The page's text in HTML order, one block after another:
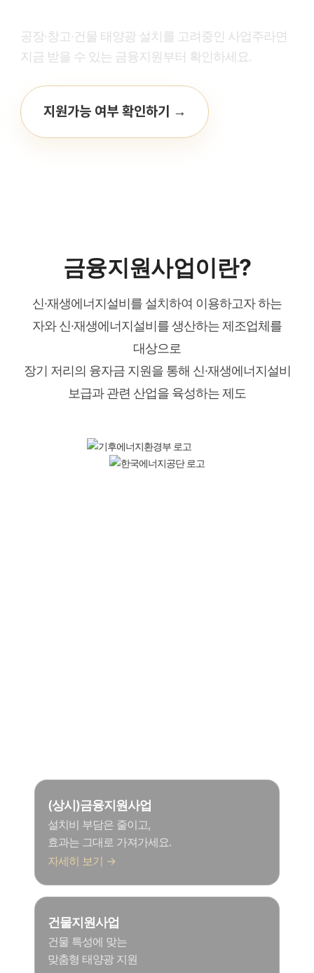
공장·창고·건물 태양광 설치를 고려중인 사업주라면
지금 받을 수 있는 금융지원부터 확인하세요.
지원가능 여부 확인하기 →
금융지원사업이란?
신·재생에너지설비를 설치하여 이용하고자 하는
자와 신·재생에너지설비를 생산하는 제조업체를
대상으로
장기 저리의 융자금 지원을 통해 신·재생에너지설비
보급과 관련 산업을 육성하는 제도
(상시)금융지원사업
설치비 부담은 줄이고,
효과는 그대로 가져가세요.
자세히 보기 →
건물지원사업
건물 특성에 맞는
맞춤형 태양광 지원